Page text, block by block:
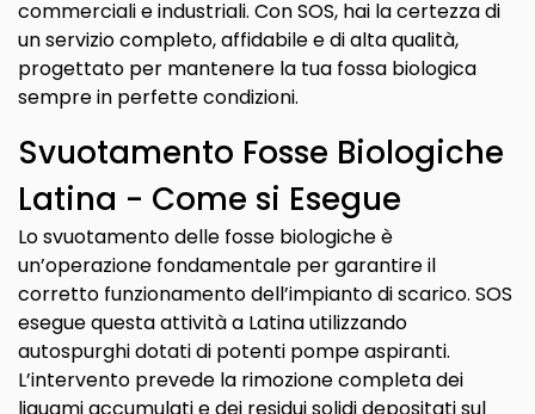
commerciali e industriali. Con SOS, hai la certezza di
un servizio completo, affidabile e di alta qualità,
progettato per mantenere la tua fossa biologica
sempre in perfette condizioni.
Svuotamento Fosse Biologiche
Latina - Come si Esegue
Lo svuotamento delle fosse biologiche è
un’operazione fondamentale per garantire il
corretto funzionamento dell’impianto di scarico. SOS
esegue questa attività a Latina utilizzando
autospurghi dotati di potenti pompe aspiranti.
L’intervento prevede la rimozione completa dei
liquami accumulati e dei residui solidi depositati sul